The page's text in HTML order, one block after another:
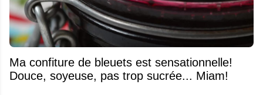
Ma confiture de bleuets est sensationnelle!
Douce, soyeuse, pas trop sucrée... Miam!